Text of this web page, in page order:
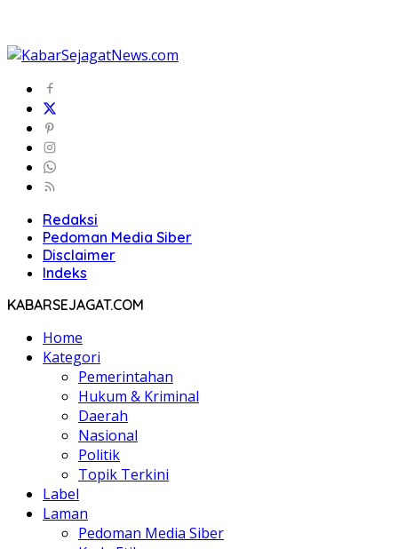
Redaksi
Pedoman Media Siber
Disclaimer
Indeks
KABARSEJAGAT.COM
Home
Kategori
Pemerintahan
Hukum & Kriminal
Daerah
Nasional
Politik
Topik Terkini
Label
Laman
Pedoman Media Siber